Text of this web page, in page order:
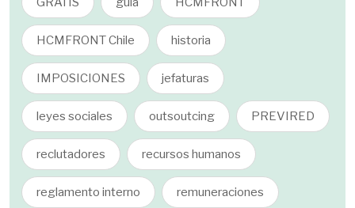
HCMFRONT Chile historia
IMPOSICIONES jefaturas
leyes sociales outsoutcing PREVIRED
reclutadores recursos humanos
reglamento interno remuneraciones